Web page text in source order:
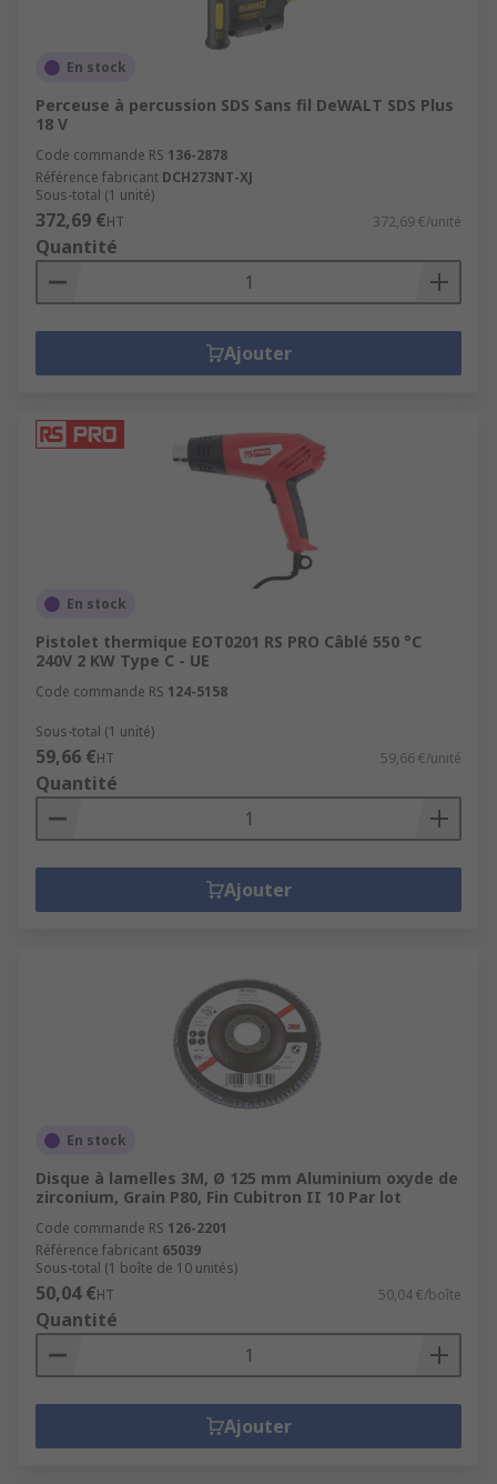
En stock
Perceuse à percussion SDS Sans fil DeWALT SDS Plus
18 V
Code commande RS 136-2878
Référence fabricant DCH273NT-XJ
Sous-total (1 unité)
372,69 €HT 372,69 €/unité
Quantité
Ajouter
En stock
Pistolet thermique EOT0201 RS PRO Câblé 550 °C
240V 2 KW Type C - UE
Code commande RS 124-5158
Sous-total (1 unité)
59,66 €HT 59,66 €/unité
Quantité
Ajouter
En stock
Disque à lamelles 3M, Ø 125 mm Aluminium oxyde de
zirconium, Grain P80, Fin Cubitron II 10 Par lot
Code commande RS 126-2201
Référence fabricant 65039
Sous-total (1 boîte de 10 unités)
50,04 €HT 50,04 €/boîte
Quantité
Ajouter